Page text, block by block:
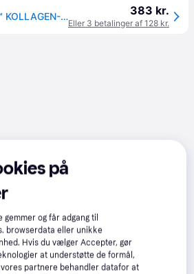
Buxom PLUMP SHOT™ KOLLAGEN-INFUSERET Kollagen-infunderet Lip Plumper Serum Get Naked 4 ml 383 kr.
Eller 3 betalinger af 128 kr.
på
gemmer og får adgang til
browserdata eller unikke
Hvis du vælger Accepter, gør
at understøtte de formål,
partnere behandler datafor at